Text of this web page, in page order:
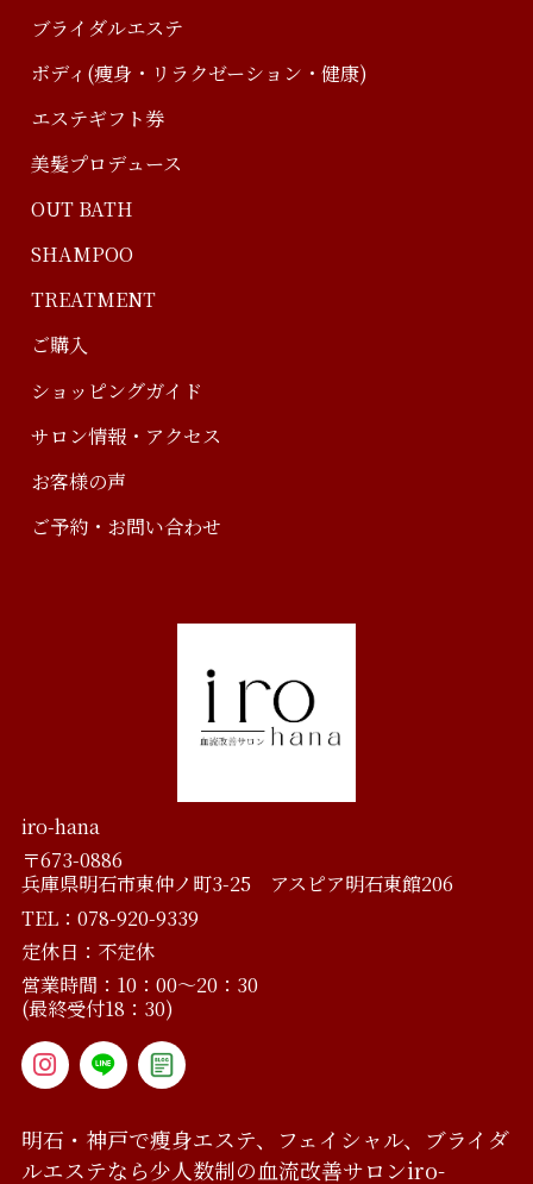
ブライダルエステ
ボディ(痩身・リラクゼーション・健康)
エステギフト券
美髪プロデュース
OUT BATH
SHAMPOO
TREATMENT
ご購入
ショッピングガイド
サロン情報・アクセス
お客様の声
ご予約・お問い合わせ
iro-hana
〒673-0886
兵庫県明石市東仲ノ町3-25 アスピア明石東館206
TEL：078-920-9339
定休日：不定休
営業時間：10：00～20：30
(最終受付18：30)
明石・神戸で痩身エステ、フェイシャル、ブライダ
ルエステなら少人数制の血流改善サロンiro-